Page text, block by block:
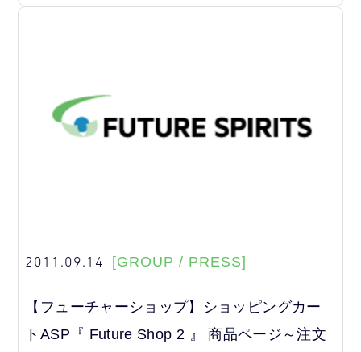
2011.09.14 [GROUP / PRESS]
【フューチャーショップ】ショッピングカー
トASP『 Future Shop 2 』 商品ページ～注文